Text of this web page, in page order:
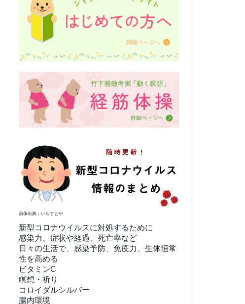
画像出典：いらすとや
新型コロナウイルスに対処するために
感染力、症状や経過、死亡率など
日々の生活で、感染予防、免疫力、生体恒常
性を高める
ビタミンC
瞑想・祈り
コロイダルシルバー
腸内環境